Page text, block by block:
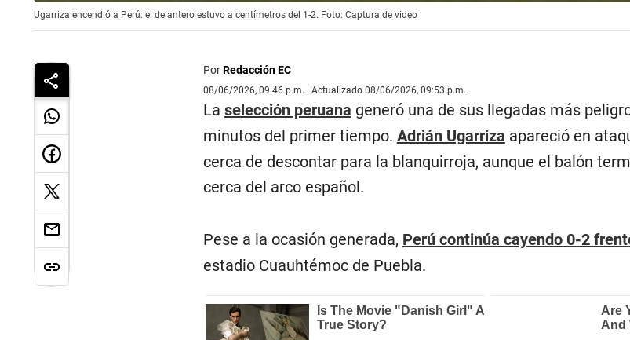
Ugarriza encendió a Perú: el delantero estuvo a centímetros del 1-2. Foto: Captura de video
PorRedacción EC
08/06/2026, 09:46 p.m. | Actualizado 08/06/2026, 09:53 p.m.
La selección peruana generó una de sus llegadas más
minutos del primer tiempo. Adrián Ugarriza apareció en
cerca de descontar para la blanquirroja, aunque el balón
cerca del arco español.
Pese a la ocasión generada, Perú continúa cayendo 0-2
estadio Cuauhtémoc de Puebla.